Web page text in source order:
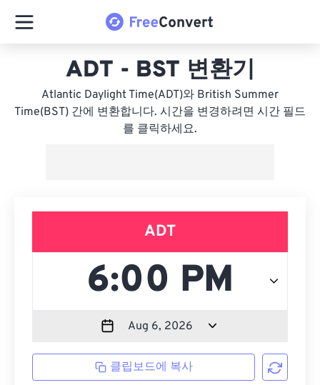
ADT - BST 변환기
Atlantic Daylight Time(ADT)와 British Summer
Time(BST) 간에 변환합니다. 시간을 변경하려면 시간 필드
를 클릭하세요.
ADT
클립보드에 복사